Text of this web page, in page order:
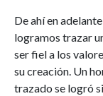
De ahí en
logramos trazar
ser fiel a los
su creación. Un
trazado se logró